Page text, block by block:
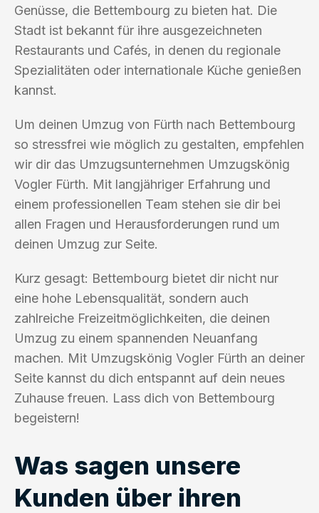
Genüsse, die Bettembourg zu bieten hat. Die
Stadt ist bekannt für ihre ausgezeichneten
Restaurants und Cafés, in denen du regionale
Spezialitäten oder internationale Küche genießen
kannst.
Um deinen Umzug von Fürth nach Bettembourg
so stressfrei wie möglich zu gestalten, empfehlen
wir dir das Umzugsunternehmen Umzugskönig
Vogler Fürth. Mit langjähriger Erfahrung und
einem professionellen Team stehen sie dir bei
allen Fragen und Herausforderungen rund um
deinen Umzug zur Seite.
Kurz gesagt: Bettembourg bietet dir nicht nur
eine hohe Lebensqualität, sondern auch
zahlreiche Freizeitmöglichkeiten, die deinen
Umzug zu einem spannenden Neuanfang
machen. Mit Umzugskönig Vogler Fürth an deiner
Seite kannst du dich entspannt auf dein neues
Zuhause freuen. Lass dich von Bettembourg
begeistern!
Was sagen unsere
Kunden über ihren